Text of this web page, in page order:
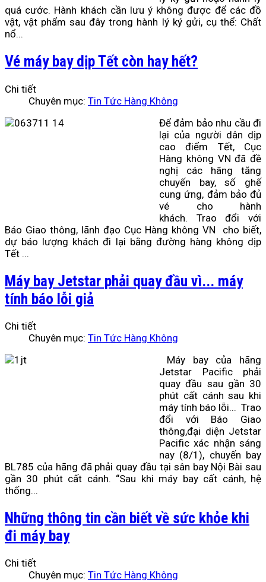
quá cước. Hành khách cần lưu ý không được để các đồ
vật, vật phẩm sau đây trong hành lý ký gửi, cụ thể: Chất
nổ...
Vé máy bay dịp Tết còn hay hết?
Chi tiết
Chuyên mục: Tin Tức Hàng Không
Để đảm bảo nhu cầu đi
lại của người dân dịp
cao điểm Tết, Cục
Hàng không VN đã đề
nghị các hãng tăng
chuyến bay, số ghế
cung ứng, đảm bảo đủ
vé cho hành
khách. Trao đổi với
Báo Giao thông, lãnh đạo Cục Hàng không VN
cho biết,
dự báo lượng khách đi lại bằng đường hàng không dịp
Tết ...
Máy bay Jetstar phải quay đầu vì... máy
tính báo lỗi giả
Chi tiết
Chuyên mục: Tin Tức Hàng Không
Máy bay của hãng
Jetstar Pacific phải
quay đầu sau gần 30
phút cất cánh sau khi
máy tính báo lỗi... Trao
đổi với Báo Giao
thông,đại diện Jetstar
Pacific xác nhận sáng
nay (8/1), chuyến bay
BL785 của hãng đã phải quay đầu tại sân bay Nội Bài sau
gần 30 phút cất cánh. “Sau khi máy bay cất cánh, hệ
thống...
Những thông tin cần biết về sức khỏe khi
đi máy bay
Chi tiết
Chuyên mục: Tin Tức Hàng Không